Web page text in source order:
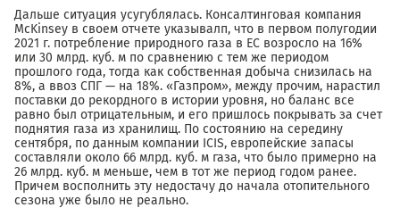
Дальше ситуация усугублялась. Консалтинговая компания
McKinsey в своем отчете указывалп, что в первом полугодии
2021 г. потребление природного газа в ЕС возросло на 16%
или 30 млрд. куб. м по сравнению с тем же периодом
прошлого года, тогда как собственная добыча снизилась на
8%, а ввоз СПГ — на 18%. «Газпром», между прочим, нарастил
поставки до рекордного в истории уровня, но баланс все
равно был отрицательным, и его пришлось покрывать за счет
поднятия газа из хранилищ. По состоянию на середину
сентября, по данным компании ICIS, европейские запасы
составляли около 66 млрд. куб. м газа, что было примерно на
26 млрд. куб. м меньше, чем в тот же период годом ранее.
Причем восполнить эту недостачу до начала отопительного
сезона уже было не реально.